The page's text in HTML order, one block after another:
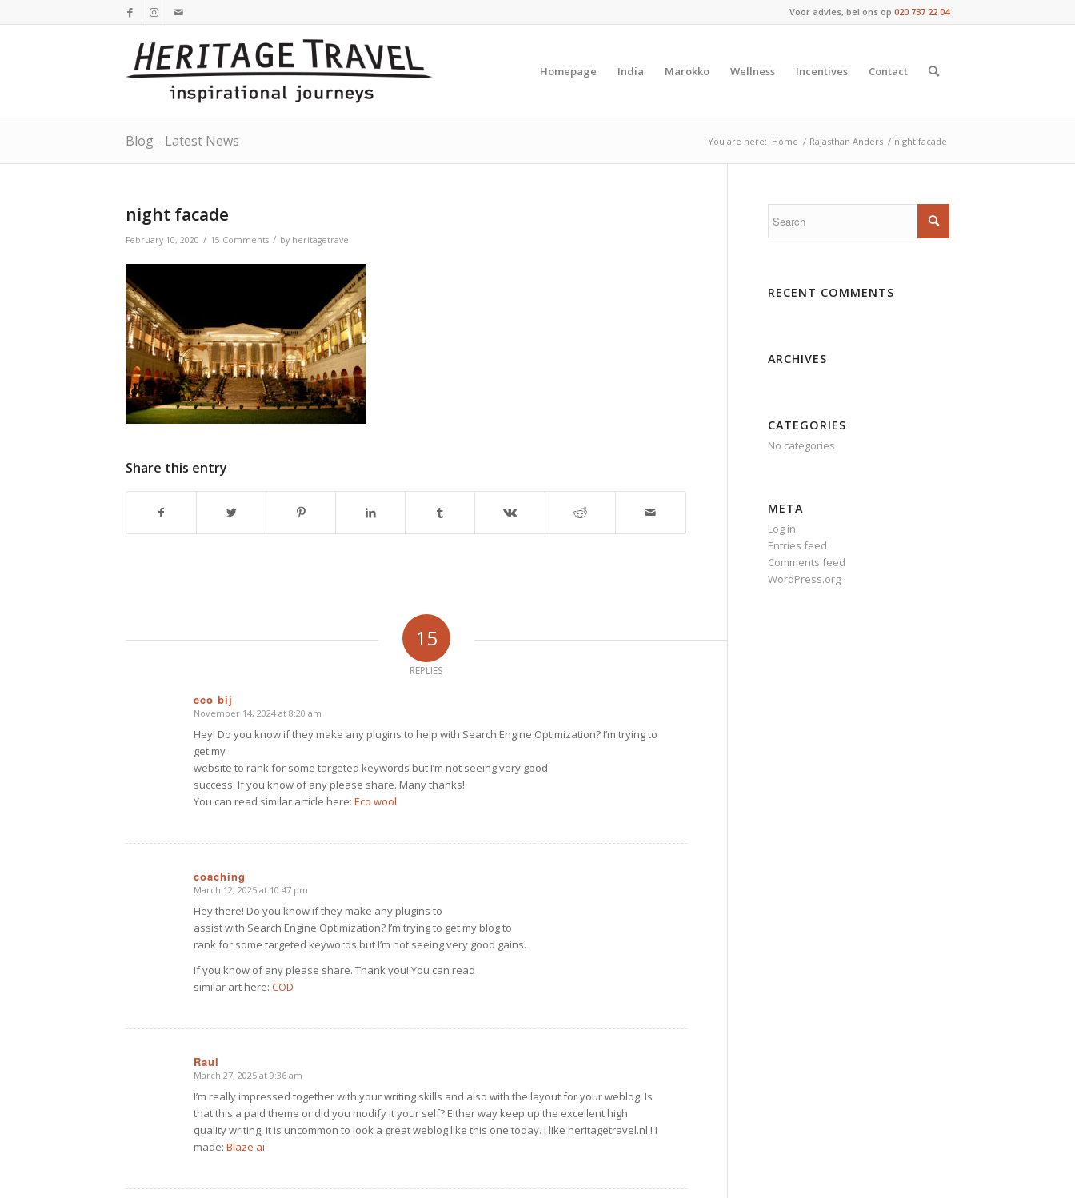
Voor advies, bel ons op 020 737 22 04
Homepage India Marokko Wellness Incentives Contact
Blog - Latest News You are here: Home / Rajasthan Anders / night facade
night facade
February 10, 2020 / 15 Comments / by heritagetravel
Share this entry
15
REPLIES
eco bij
says:
November 14, 2024 at 8:20 am
Hey! Do you know if they make any plugins to help with Search Engine Optimization? I’m trying to
get my
website to rank for some targeted keywords but I’m not seeing very good
success. If you know of any please share. Many thanks!
You can read similar article here: Eco wool
coaching
says:
March 12, 2025 at 10:47 pm
Hey there! Do you know if they make any plugins to
assist with Search Engine Optimization? I’m trying to get my blog to
rank for some targeted keywords but I’m not seeing very good gains.
If you know of any please share. Thank you! You can read
similar art here: COD
Raul
says:
March 27, 2025 at 9:36 am
I’m really impressed together with your writing skills and also with the layout for your weblog. Is
that this a paid theme or did you modify it your self? Either way keep up the excellent high
quality writing, it is uncommon to look a great weblog like this one today. I like heritagetravel.nl ! I
made: Blaze ai
RECENT COMMENTS
ARCHIVES
CATEGORIES
No categories
META
Log in
Entries feed
Comments feed
WordPress.org